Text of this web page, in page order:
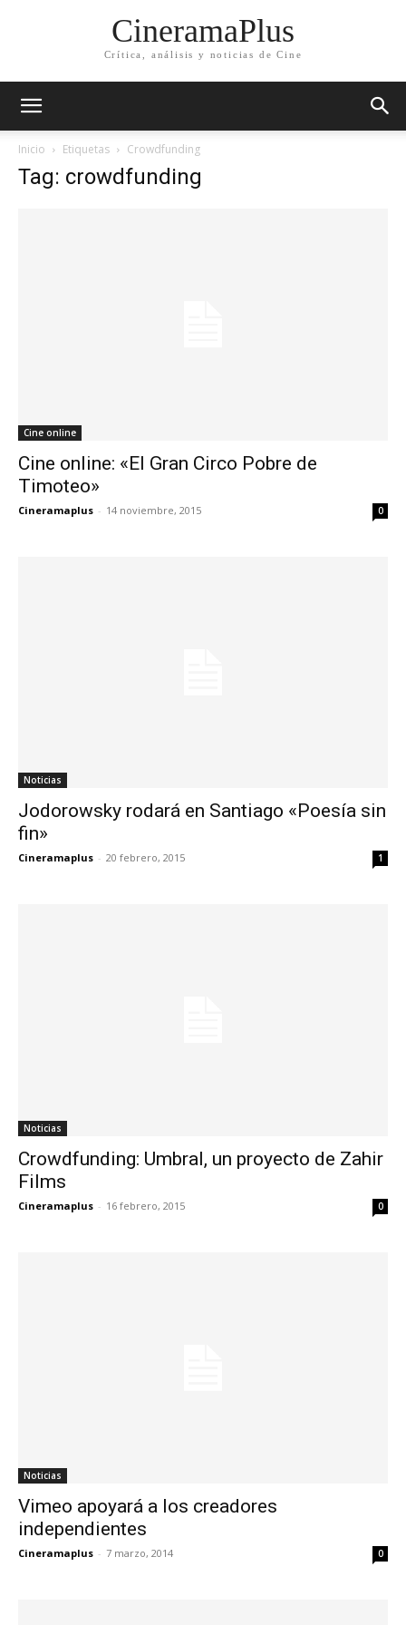
CineramaPlus
Crítica, análisis y noticias de Cine
Inicio Etiquetas Crowdfunding
Tag: crowdfunding
Cine online
Cine online: «El Gran Circo Pobre de
Timoteo»
Cineramaplus - 14 noviembre, 2015 0
Noticias
Jodorowsky rodará en Santiago «Poesía sin
fin»
Cineramaplus - 20 febrero, 2015 1
Noticias
Crowdfunding: Umbral, un proyecto de Zahir
Films
Cineramaplus - 16 febrero, 2015 0
Noticias
Vimeo apoyará a los creadores
independientes
Cineramaplus - 7 marzo, 2014 0